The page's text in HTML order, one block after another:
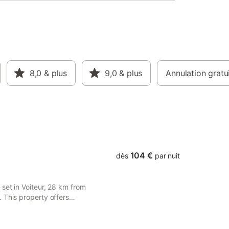
à
8,0 & plus 9,0 & plus Annulation
in Voiteur, 28 km from
This property offers
dès 104 € par nuit